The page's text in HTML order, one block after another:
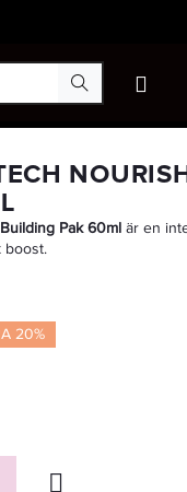
Building Pak60ml är en
boost.
20%